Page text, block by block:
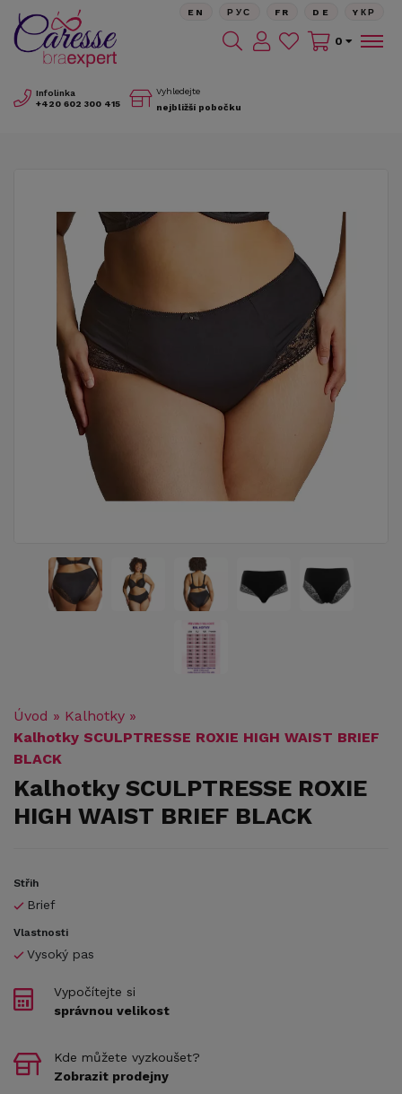
Infolinka
+420 602 300 415
Vyhledejte
nejbližší pobočku
EN РУС FR DE YКР
0
Úvod » Kalhotky »
Kalhotky SCULPTRESSE ROXIE HIGH WAIST BRIEF
BLACK
Kalhotky SCULPTRESSE ROXIE
HIGH WAIST BRIEF BLACK
Střih
Brief
Vlastnosti
Vysoký pas
Vypočítejte si
správnou velikost
Kde můžete vyzkoušet?
Zobrazit prodejny